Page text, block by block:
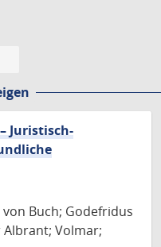
Juristisch-
Buch; Godefridus
Volmar;